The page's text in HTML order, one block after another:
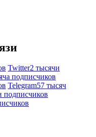
Twitter2 тысячи
подписчиков
Telegram57 тысяч
подписчиков